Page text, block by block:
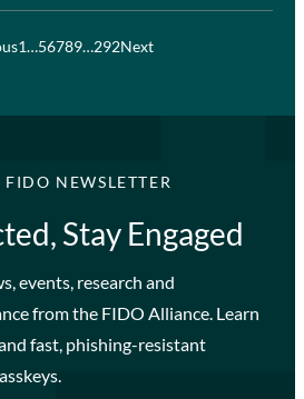
1…56789…292Next
NEWSLETTER
Stay Engaged
events, research and
from the FIDO Alliance. Learn
fast, phishing-resistant